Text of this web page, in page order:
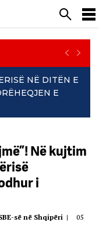
NË DITËN E
E
NEXT
Në kujtim
i
së në Shqipëri |
05